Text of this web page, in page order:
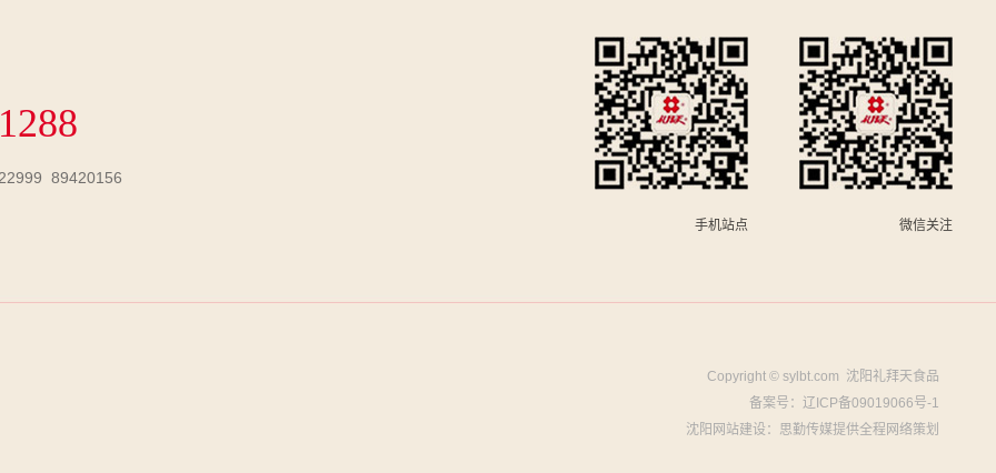
89420156
微信关注
手机站点
Copyright © sylbt.com 沈阳礼拜天食品
备案号： 辽ICP备09019066号-1
沈阳网站建设 ：思勤传媒提供全程网络策划